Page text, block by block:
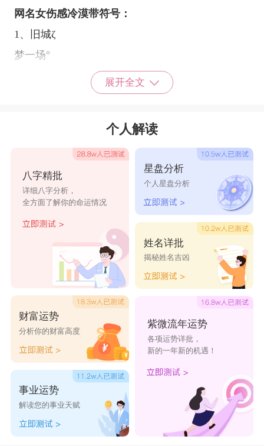
网名女伤感冷漠带符号：
1、旧城ζ
梦一场°
愛你再深終為過客~
3、旧街凉风ミ
怀念ヽ回不到从前
没资格吃的醋最酸@
4、转身〤泪倾城
站在冷风中ぴ
旧梦已逝ぢ
当孤单变成一种习惯ゞ
5、旧街凉风〆
说太多不如沉默ヽ
一笑奈何%
也许从来都不重要*
展开全文
个人解读
八字精批
详细八字分析，
全方面了解你的命运情况
财富运势
分析你的财富高度
事业运势
解读您的事业天赋
星盘分析
个人星盘分析
姓名详批
揭秘姓名吉凶
紫微流年运势
各项运势详批，
新的一年新的机遇！